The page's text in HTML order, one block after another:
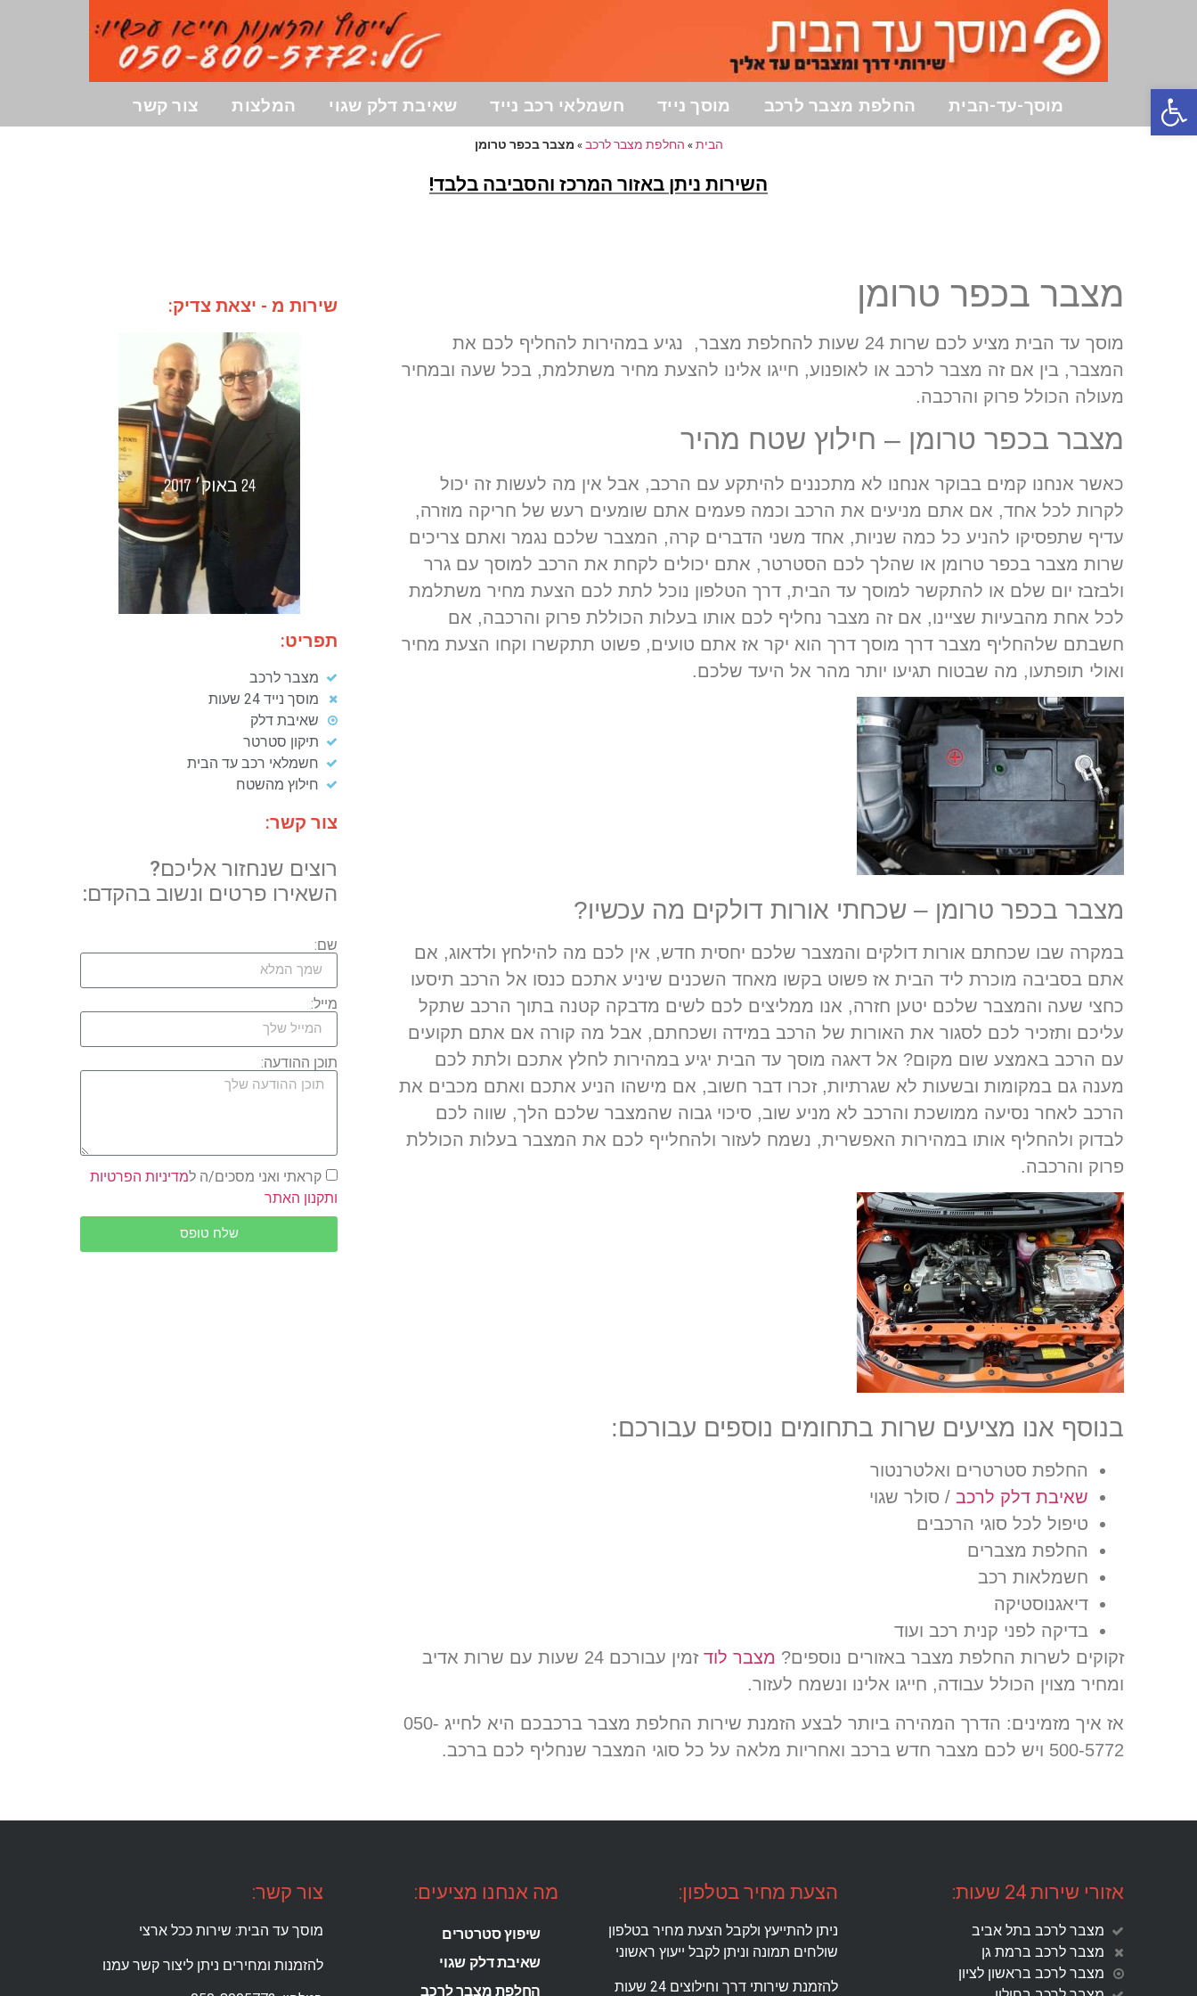
מוסך-עד-הבית החלפת מצבר לרכב מוסך נייד חשמלאי רכב נייד שאיבת דלק שגוי המלצות צור קשר
הבית» החלפת מצבר לרכב» מצבר בכפר טרומן
השירות ניתן באזור המרכז והסביבה בלבד!
מצבר בכפר טרומן
מוסך עד הבית מציע לכם שרות 24 שעות להחלפת מצבר, נגיע במהירות להחליף לכם את
המצבר, בין אם זה מצבר לרכב או לאופנוע, חייגו אלינו להצעת מחיר משתלמת, בכל שעה ובמחיר
מעולה הכולל פרוק והרכבה.
מצבר בכפר טרומן – חילוץ שטח מהיר
כאשר אנחנו קמים בבוקר אנחנו לא מתכננים להיתקע עם הרכב, אבל אין מה לעשות זה יכול
לקרות לכל אחד, אם אתם מניעים את הרכב וכמה פעמים אתם שומעים רעש של חריקה מוזרה,
עדיף שתפסיקו להניע כל כמה שניות, אחד משני הדברים קרה, המצבר שלכם נגמר ואתם צריכים
שרות מצבר בכפר טרומן או שהלך לכם הסטרטר, אתם יכולים לקחת את הרכב למוסך עם גרר
ולבזבז יום שלם או להתקשר למוסך עד הבית, דרך הטלפון נוכל לתת לכם הצעת מחיר משתלמת
לכל אחת מהבעיות שציינו, אם זה מצבר נחליף לכם אותו בעלות הכוללת פרוק והרכבה, אם
חשבתם שלהחליף מצבר דרך מוסך דרך הוא יקר אז אתם טועים, פשוט תתקשרו וקחו הצעת מחיר
ואולי תופתעו, מה שבטוח תגיעו יותר מהר אל היעד שלכם.
מצבר בכפר טרומן – שכחתי אורות דולקים מה עכשיו?
במקרה שבו שכחתם אורות דולקים והמצבר שלכם יחסית חדש, אין לכם מה להילחץ ולדאוג, אם
אתם בסביבה מוכרת ליד הבית אז פשוט בקשו מאחד השכנים שיניע אתכם כנסו אל הרכב תיסעו
כחצי שעה והמצבר שלכם יטען חזרה, אנו ממליצים לכם לשים מדבקה קטנה בתוך הרכב שתקל
עליכם ותזכיר לכם לסגור את האורות של הרכב במידה ושכחתם, אבל מה קורה אם אתם תקועים
עם הרכב באמצע שום מקום? אל דאגה מוסך עד הבית יגיע במהירות לחלץ אתכם ולתת לכם
מענה גם במקומות ובשעות לא שגרתיות, זכרו דבר חשוב, אם מישהו הניע אתכם ואתם מכבים את
הרכב לאחר נסיעה ממושכת והרכב לא מניע שוב, סיכוי גבוה שהמצבר שלכם הלך, שווה לכם
לבדוק ולהחליף אותו במהירות האפשרית, נשמח לעזור ולהחלייף לכם את המצבר בעלות הכוללת
פרוק והרכבה.
בנוסף אנו מציעים שרות בתחומים נוספים עבורכם:
החלפת סטרטרים ואלטרנטור
שאיבת דלק לרכב / סולר שגוי
טיפול לכל סוגי הרכבים
החלפת מצברים
חשמלאות רכב
דיאגנוסטיקה
בדיקה לפני קנית רכב ועוד
זקוקים לשרות החלפת מצבר באזורים נוספים? מצבר לוד
זמין עבורכם 24 שעות עם שרות אדיב
ומחיר מצוין הכולל עבודה, חייגו אלינו ונשמח לעזור.
אז איך מזמינים: הדרך המהירה ביותר לבצע הזמנת שירות החלפת מצבר ברכבכם היא לחייג 050-
500-5772 ויש לכם מצבר חדש ברכב ואחריות מלאה על כל סוגי המצבר שנחליף לכם ברכב.
שירות מ - יצאת צדיק:
תפריט:
מצבר לרכב
מוסך נייד 24 שעות
שאיבת דלק
תיקון סטרטר
חשמלאי רכב עד הבית
חילוץ מהשטח
צור קשר:
רוצים שנחזור אליכם?
השאירו פרטים ונשוב בהקדם:
שם:
מייל:
תוכן ההודעה:
קראתי ואני מסכים/ה למדיניות הפרטיות
ותקנון האתר
שלח טופס
אזורי שירות 24 שעות:
מצבר לרכב בתל אביב
מצבר לרכב ברמת גן
מצבר לרכב בראשון לציון
הצעת מחיר בטלפון:
ניתן להתייעץ ולקבל הצעת מחיר בטלפון
שולחים תמונה וניתן לקבל ייעוץ ראשוני
להזמנת שירותי דרך וחילוצים 24 שעות
מה אנחנו מציעים:
שיפוץ סטרטרים
שאיבת דלק שגוי
החלפת מצבר לרכב
צור קשר:
מוסך עד הבית: שירות ככל ארצי
להזמנות ומחירים ניתן ליצור קשר עמנו
פתח סרגל נגישות